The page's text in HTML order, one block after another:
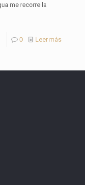
me recorre la
0 Leer más